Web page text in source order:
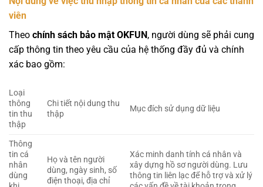
viên
Theo chính sách bảo mật OKFUN , người dùng sẽ phải cung
cấp thông tin theo yêu cầu của hệ thống đầy đủ và chính
xác bao gồm:
Loại
thông
tin thu
thập
Chi tiết nội dung thu
thập
Mục đích sử dụng dữ liệu
Thông
tin cá
nhân
dùng
Họ và tên người
dùng, ngày sinh, số
điện thoại, địa chỉ
Xác minh danh tính cá nhân và
xây dựng hồ sơ người dùng. Lưu
thông tin liên lạc để hỗ trợ và xử lý